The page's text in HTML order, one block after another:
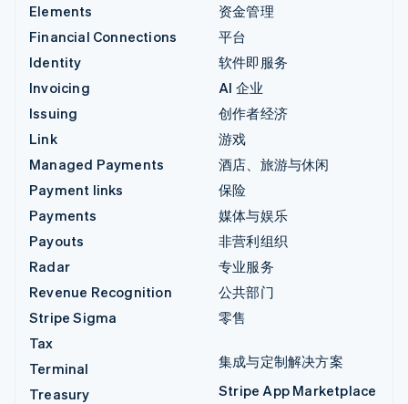
Elements
Financial Connections
Identity
Invoicing
Issuing
Link
Managed Payments
Payment links
Payments
Payouts
Radar
Revenue Recognition
Stripe Sigma
Tax
Terminal
Treasury
资金管理
平台
软件即服务
AI 企业
创作者经济
游戏
酒店、旅游与休闲
保险
媒体与娱乐
非营利组织
专业服务
公共部门
零售
集成与定制解决方案
Stripe App Marketplace